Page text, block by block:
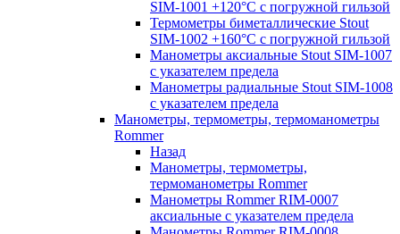
SIM-1001 +120°С с погружной гильзой
Термометры биметаллические Stout
SIM-1002 +160°С с погружной гильзой
Манометры аксиальные Stout SIM-1007
с указателем предела
Манометры радиальные Stout SIM-1008
с указателем предела
Манометры, термометры, термоманометры
Rommer
Назад
Манометры, термометры,
термоманометры Rommer
Манометры Rommer RIM-0007
аксиальные с указателем предела